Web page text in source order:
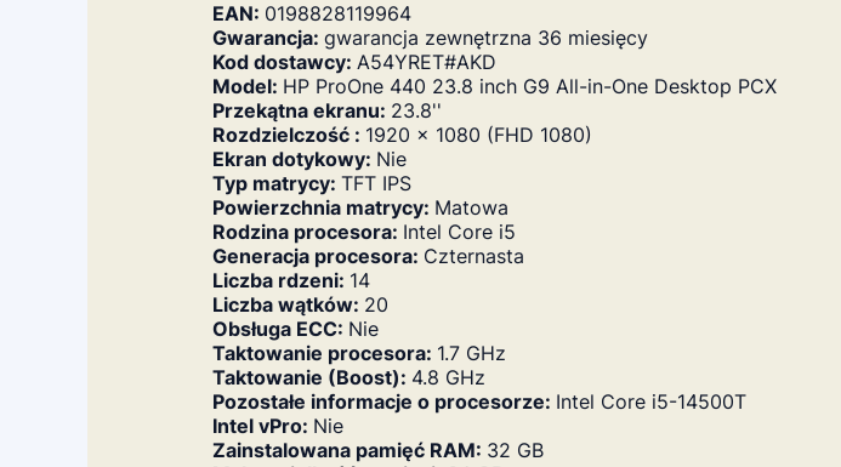
EAN: 0198828119964
Gwarancja: gwarancja zewnętrzna 36 miesięcy
Kod dostawcy: A54YRET#AKD
Model: HP ProOne 440 23.8 inch G9 All-in-One Desktop PCX
Przekątna ekranu: 23.8''
Rozdzielczość : 1920 x 1080 (FHD 1080)
Ekran dotykowy: Nie
Typ matrycy: TFT IPS
Powierzchnia matrycy: Matowa
Rodzina procesora: Intel Core i5
Generacja procesora: Czternasta
Liczba rdzeni: 14
Liczba wątków: 20
Obsługa ECC: Nie
Taktowanie procesora: 1.7 GHz
Taktowanie (Boost): 4.8 GHz
Pozostałe informacje o procesorze: Intel Core i5-14500T
Intel vPro: Nie
Zainstalowana pamięć RAM: 32 GB